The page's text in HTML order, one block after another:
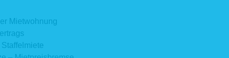
Mietwohnung
Staffelmiete